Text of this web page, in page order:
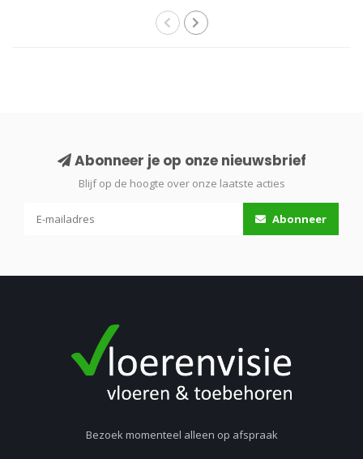
Abonneer je op onze nieuwsbrief
Blijf op de hoogte over onze laatste acties
Abonneer
Bezoek momenteel alleen op afspraak